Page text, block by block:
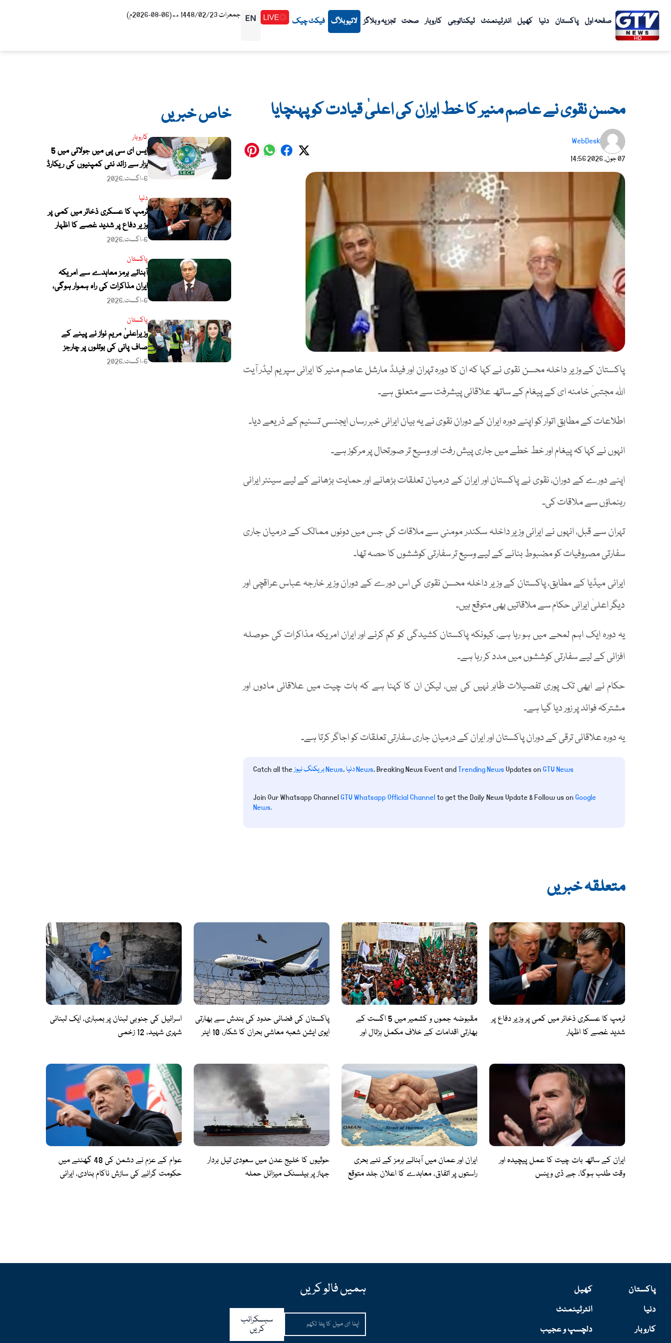
صفحہ اول پاکستان دنیا کھیل انٹرٹینمنٹ ٹیکنالوجی کاروبار صحت تجزیہ و بلاگز لائیو بلاگ فیکٹ چیک LIVE
EN جمعرات 1448/02/23هـ (06-08-2026م)
محسن نقوی نے عاصم منیر کا خط ایران کی اعلیٰ قیادت کو پہنچایا
WebDesk
07 جون, 2026
14:56
پاکستان کے وزیر داخلہ محسن نقوی نے کہا کہ ان کا دورہ تہران اور فیلڈ مارشل عاصم منیر کا ایرانی سپریم لیڈر آیت
اللہ مجتبیٰ خامنہ ای کے پیغام کے ساتھ علاقائی پیشرفت سے متعلق ہے۔
اطلاعات کے مطابق اتوار کو اپنے دورہ ایران کے دوران نقوی نے یہ بیان ایرانی خبر رساں ایجنسی تسنیم کے ذریعے دیا۔
انہوں نے کہا کہ پیغام اور خط خطے میں جاری پیش رفت اور وسیع تر صورتحال پر مرکوز ہے۔
اپنے دورے کے دوران، نقوی نے پاکستان اور ایران کے درمیان تعلقات بڑھانے اور حمایت بڑھانے کے لیے سینئر ایرانی
رہنماؤں سے ملاقات کی۔
تہران سے قبل، انہوں نے ایرانی وزیر داخلہ سکندر مومنی سے ملاقات کی جس میں دونوں ممالک کے درمیان جاری
سفارتی مصروفیات کو مضبوط بنانے کے لیے وسیع تر سفارتی کوششوں کا حصہ تھا۔
ایرانی میڈیا کے مطابق، پاکستان کے وزیر داخلہ محسن نقوی کی اس دورے کے دوران وزیر خارجہ عباس عراقچی اور
دیگر اعلیٰ ایرانی حکام سے ملاقاتیں بھی متوقع ہیں۔
یہ دورہ ایک اہم لمحے میں ہو رہا ہے، کیونکہ پاکستان کشیدگی کو کم کرنے اور ایران امریکہ مذاکرات کی حوصلہ
افزائی کے لیے سفارتی کوششوں میں مدد کر رہا ہے۔
حکام نے ابھی تک پوری تفصیلات ظاہر نہیں کی ہیں، لیکن ان کا کہنا ہے کہ بات چیت میں علاقائی مادوں اور
مشترکہ فوائد پر زور دیا گیا ہے۔
یہ دورہ علاقائی ترقی کے دوران پاکستان اور ایران کے درمیان جاری سفارتی تعلقات کو اجاگر کرتا ہے۔
Catch all the بریکنگ نیوز News, دنیا News, Breaking News Event andTrending NewsUpdates onGTV News
Join Our Whatsapp ChannelGTV Whatsapp Official Channelto get the Daily News Update & Follow us onGoogle
News.
خاص خبریں
کاروبار
ایس ای سی پی میں جولائی میں 5
ہزار سے زائد نئی کمپنیوں کی ریکارڈ
رجسٹریشن
6-اگست،2026
دنیا
ٹرمپ کا عسکری ذخائر میں کمی پر
وزیر دفاع پر شدید غصے کا اظہار
6-اگست،2026
پاکستان
آبنائے ہرمز معاہدے سے امریکہ
ایران مذاکرات کی راہ ہموار ہوگی،
ترجمان دفتر خارجہ
6-اگست،2026
پاکستان
وزیراعلیٰ مریم نواز نے پینے کے
صاف پانی کی بوتلوں پر چارجز
لگانے کی تجویز مسترد کر دی
6-اگست،2026
متعلقہ خبریں
ٹرمپ کا عسکری ذخائر میں کمی پر وزیر دفاع پر
شدید غصے کا اظہار
مقبوضہ جموں و کشمیر میں 5 اگست کے
بھارتی اقدامات کے خلاف مکمل ہڑتال اور
پاکستان کی فضائی حدود کی بندش سے بھارتی
ایوی ایشن شعبہ معاشی بحران کا شکار، 10 ایئر
اسرائیل کی جنوبی لبنان پر بمباری، ایک لبنانی
شہری شہید، 12 زخمی
ایران کے ساتھ بات چیت کا عمل پیچیدہ اور
وقت طلب ہوگا، جے ڈی وینس
ایران اور عمان میں آبنائے ہرمز کے نئے بحری
راستوں پر اتفاق، معاہدے کا اعلان جلد متوقع
حوثیوں کا خلیج عدن میں سعودی تیل بردار
جہاز پر بیلسٹک میزائل حملہ
عوام کے عزم نے دشمن کی 48 گھنٹے میں
حکومت گرانے کی سازش ناکام بنادی، ایرانی
پاکستان
دنیا
کاروبار
کھیل
انٹرٹینمنٹ
دلچسپ و عجیب
ہمیں فالو کریں
Email
سبسکرائب
کریں